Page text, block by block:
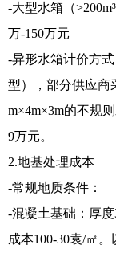
-大型水箱（
万-150万元
-异形水箱计价方
型），部分供应商
m×4m×3m的不规
9万元。
2.地基处理成本
-常规地质条件：
-混凝土基础：厚
成本100-30袁/㎡